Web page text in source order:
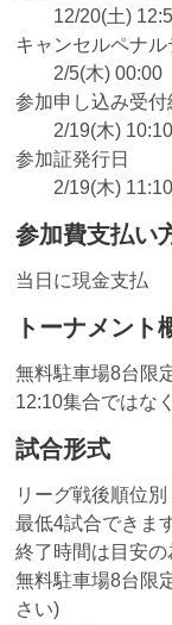
12/20(土)
キャンセルペナル
2/5(木) 00:00
参加申し込み受付
2/19(木) 10:10
参加証発行日
2/19(木) 11:10
参加費支払い
当日に現金支払
トーナメント
無料駐車場8台限
12:10集合ではな
試合形式
リーグ戦後順位
最低4試合できま
終了時間は目安の
無料駐車場8台限
さい)